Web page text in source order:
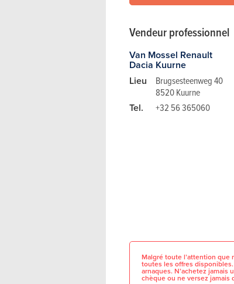
Vendeur professionnel
Van Mossel Renault
Dacia Kuurne
Lieu
Brugsesteenweg 40
8520 Kuurne
Tel. +32 56 365060
Malgré toute l’attention
toutes les offres
arnaques. N’achetez jamais
chèque ou ne versez jamais